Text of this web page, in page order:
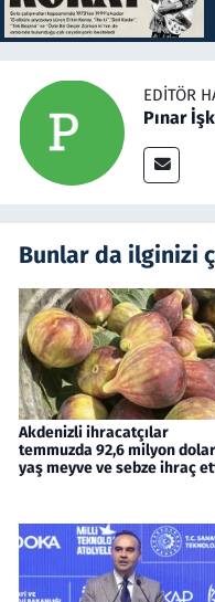
EDITÖR
Pınar
Bunlar da ilginizi
Akdenizli ihracatçılar
temmuzda 92,6 milyon
yaş meyve ve sebze ihraç